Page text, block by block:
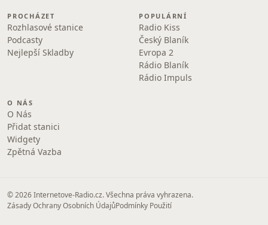
PROCHÁZET
Rozhlasové stanice
Podcasty
Nejlepší Skladby
POPULÁRNÍ
Radio Kiss
Český Blaník
Evropa 2
Rádio Blaník
Rádio Impuls
O NÁS
O Nás
Přidat stanici
Widgety
Zpětná Vazba
© 2026 Internetove-Radio.cz. Všechna práva vyhrazena.
Zásady Ochrany Osobních ÚdajůPodmínky Použití